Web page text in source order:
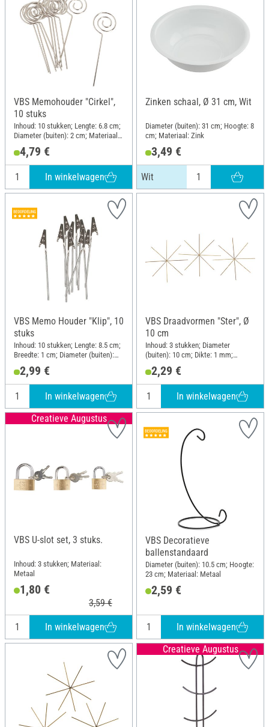
VBS Memohouder "Cirkel",
10 stuks
Inhoud: 10 stukken; Lengte: 6.8 cm;
Diameter (buiten): 2 cm; Materiaal:
4,79 €
In winkelwagen
Zinken schaal, Ø 31 cm, Wit
Diameter (buiten): 31 cm; Hoogte: 8
cm; Materiaal: Zink
3,49 €
Wit
VBS Memo Houder "Klip", 10
stuks
Inhoud: 10 stukken; Lengte: 8.5 cm;
Breedte: 1 cm; Diameter (buiten):
2,99 €
In winkelwagen
VBS Draadvormen "Ster", Ø
10 cm
Inhoud: 3 stukken; Diameter
(buiten): 10 cm; Dikte: 1 mm;
2,29 €
In winkelwagen
Creatieve Augustus
VBS U-slot set, 3 stuks.
Inhoud: 3 stukken; Materiaal:
Metaal
1,80 €
3,59 €
In winkelwagen
VBS Decoratieve
ballenstandaard
Diameter (buiten): 10.5 cm; Hoogte:
23 cm; Materiaal: Metaal
2,59 €
In winkelwagen
Creatieve Augustus